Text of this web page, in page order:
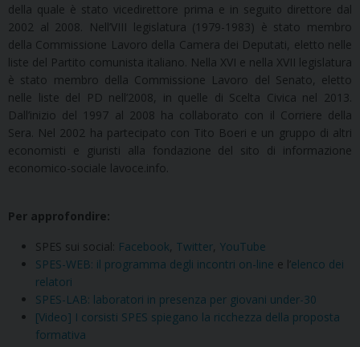
della quale è stato vicedirettore prima e in seguito direttore dal
2002 al 2008. Nell’VIII legislatura (1979-1983) è stato membro
della Commissione Lavoro della Camera dei Deputati, eletto nelle
liste del Partito comunista italiano. Nella XVI e nella XVII legislatura
è stato membro della Commissione Lavoro del Senato, eletto
nelle liste del PD nell’2008, in quelle di Scelta Civica nel 2013.
Dall’inizio del 1997 al 2008 ha collaborato con il Corriere della
Sera. Nel 2002 ha partecipato con Tito Boeri e un gruppo di altri
economisti e giuristi alla fondazione del sito di informazione
economico-sociale lavoce.info.
Per approfondire:
SPES sui social: Facebook Twitter YouTube
SPES-WEB: il programma degli incontri on-line e l’elenco dei
relatori
SPES-LAB: laboratori in presenza per giovani under-30
[Video] I corsisti SPES spiegano la ricchezza della proposta
formativa